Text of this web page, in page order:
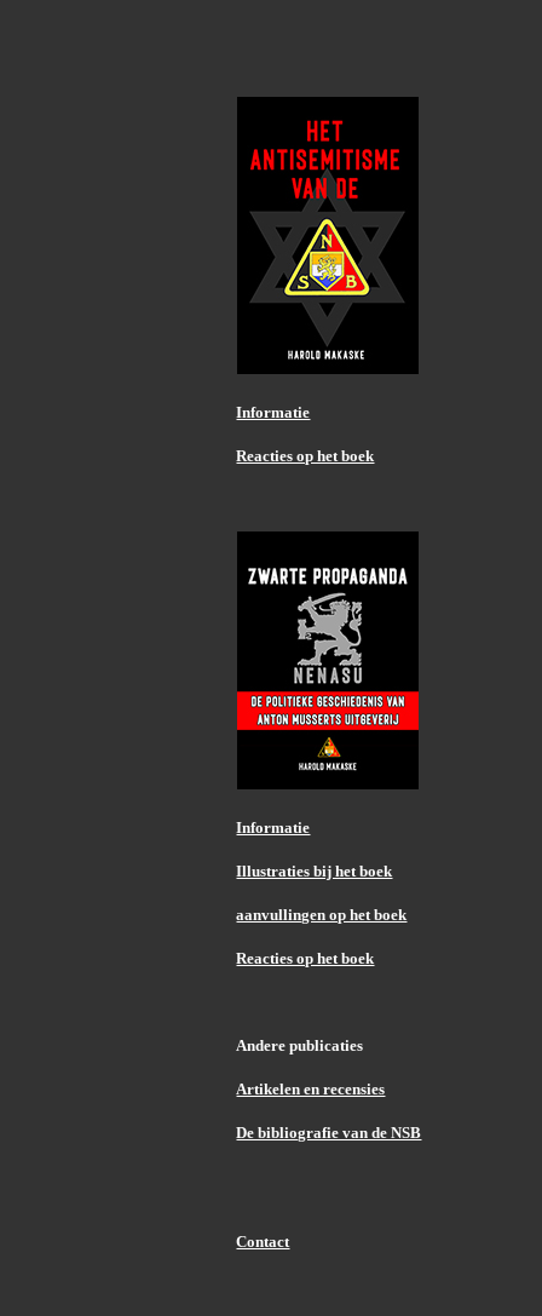
Informatie
Reacties op het boek
Informatie
Illustraties bij het boek
aanvullingen op het boek
Reacties op het boek
Andere publicaties
Artikelen en recensies
De bibliografie van de NSB
Contact